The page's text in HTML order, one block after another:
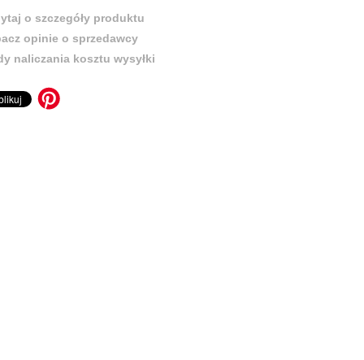
o szczegóły produktu
opinie o sprzedawcy
naliczania kosztu wysyłki